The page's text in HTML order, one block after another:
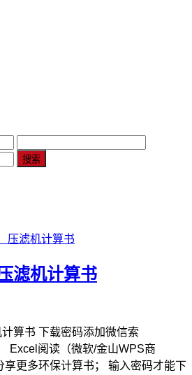
滤机计算书
算书 下载密码添加微信索
Excel阅读（微软/金山WPS商
享更多环保计算书； 输入密码才能下